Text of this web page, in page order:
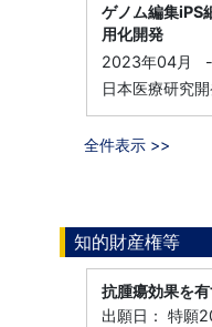
ゲノム編集iPS
用化開発
2023年04月
-
日本医療研究
全件表示 >>
知的財産権等
抗腫瘍効果を
出願日： 特